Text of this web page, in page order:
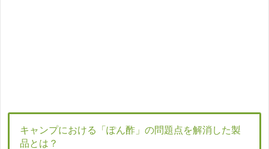
キャンプにおける「ぽん酢」の問題点を解消した製
品とは？